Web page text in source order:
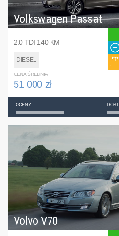
Volkswagen Passat
2.0 TDI 140 KM
DIESEL
CENA ŚREDNIA
51 000 zł
OCENY
Volvo V70